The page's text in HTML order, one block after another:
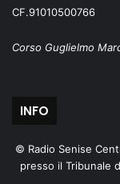
CF.91010500766
Corso Guglielmo
INFO
© Radio Senise
presso il Tribunale